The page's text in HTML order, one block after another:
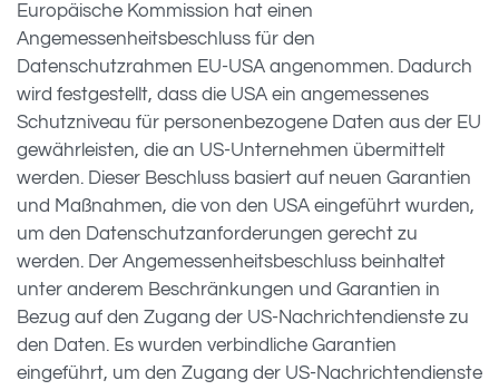
Europäische Kommission hat einen
Angemessenheitsbeschluss für den
Datenschutzrahmen EU-USA angenommen. Dadurch
wird festgestellt, dass die USA ein angemessenes
Schutzniveau für personenbezogene Daten aus der EU
gewährleisten, die an US-Unternehmen übermittelt
werden. Dieser Beschluss basiert auf neuen Garantien
und Maßnahmen, die von den USA eingeführt wurden,
um den Datenschutzanforderungen gerecht zu
werden. Der Angemessenheitsbeschluss beinhaltet
unter anderem Beschränkungen und Garantien in
Bezug auf den Zugang der US-Nachrichtendienste zu
den Daten. Es wurden verbindliche Garantien
eingeführt, um den Zugang der US-Nachrichtendienste